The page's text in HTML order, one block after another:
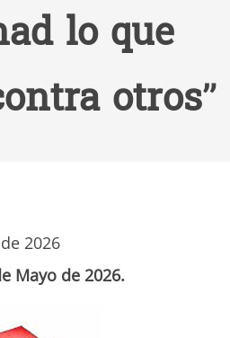
lo que
otros”
2026
Mayo de 2026.